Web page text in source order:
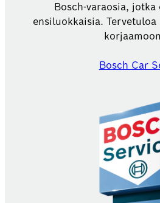
Bosch-varaosia,
ensiluokkaisia.
Bosch Car